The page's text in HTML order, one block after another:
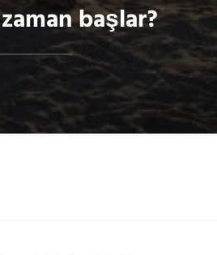
başlar?